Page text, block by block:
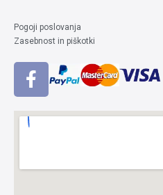
Pogoji poslovanja
Zasebnost in piškotki